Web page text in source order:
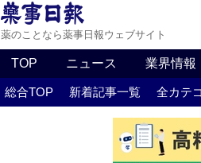
薬のことなら薬事日報ウェブサイト
TOP ニュース 業界情報
総合TOP 新着記事一覧 全カテ